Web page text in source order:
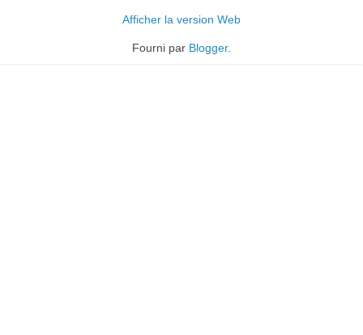
Afficher la version Web
Fourni par Blogger.